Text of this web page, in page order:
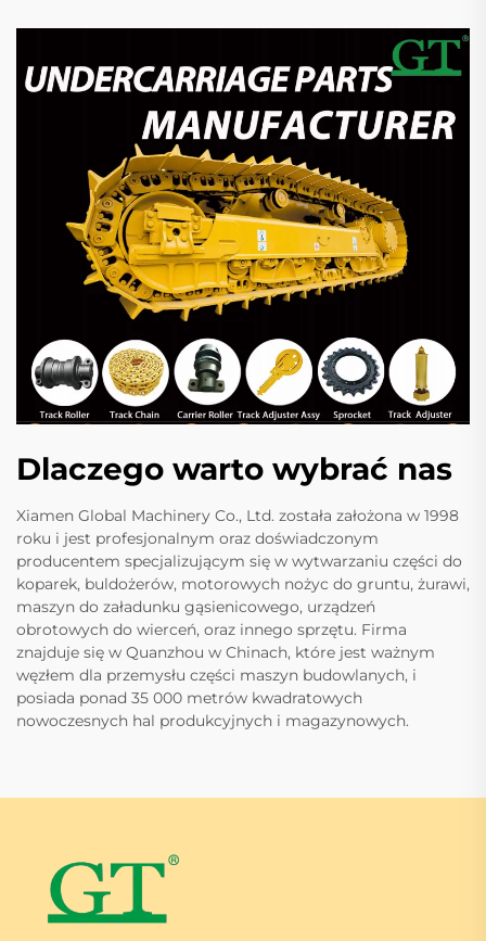
Dlaczego warto wybrać nas
Xiamen Global Machinery Co., Ltd. została założona w 1998
roku i jest profesjonalnym oraz doświadczonym
producentem specjalizującym się w wytwarzaniu części do
koparek, buldożerów, motorowych nożyc do gruntu, żurawi,
maszyn do załadunku gąsienicowego, urządzeń
obrotowych do wierceń, oraz innego sprzętu. Firma
znajduje się w Quanzhou w Chinach, które jest ważnym
węzłem dla przemysłu części maszyn budowlanych, i
posiada ponad 35 000 metrów kwadratowych
nowoczesnych hal produkcyjnych i magazynowych.